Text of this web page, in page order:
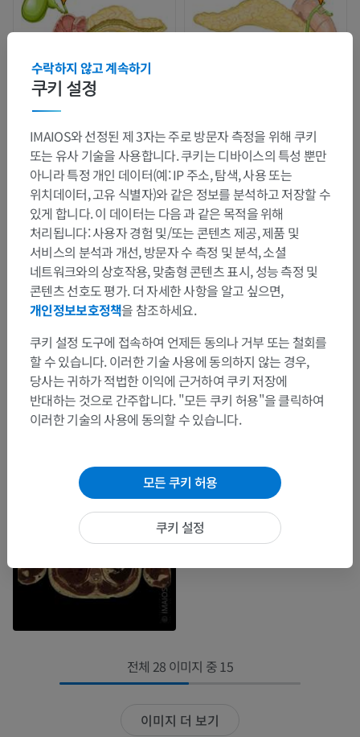
전체 28 이미지 중 15
이미지 더 보기
쿠키 설정
수락하지 않고 계속하기
IMAIOS와 선정된 제 3자는 주로 방문자 측정을 위해 쿠키
또는 유사 기술을 사용합니다. 쿠키는 디바이스의 특성 뿐만
아니라 특정 개인 데이터(예: IP 주소, 탐색, 사용 또는
위치데이터, 고유 식별자)와 같은 정보를 분석하고 저장할 수
있게 합니다. 이 데이터는 다음 과 같은 목적을 위해
처리됩니다: 사용자 경험 및/또는 콘텐츠 제공, 제품 및
서비스의 분석과 개선, 방문자 수 측정 및 분석, 소셜
네트워크와의 상호작용, 맞춤형 콘텐츠 표시, 성능 측정 및
콘텐츠 선호도 평가. 더 자세한 사항을 알고 싶으면,
개인정보보호정책을 참조하세요.
쿠키 설정 도구에 접속하여 언제든 동의나 거부 또는 철회를
할 수 있습니다. 이러한 기술 사용에 동의하지 않는 경우,
당사는 귀하가 적법한 이익에 근거하여 쿠키 저장에
반대하는 것으로 간주합니다. "모든 쿠키 허용"을 클릭하여
이러한 기술의 사용에 동의할 수 있습니다.
모든 쿠키 허용
쿠키 설정